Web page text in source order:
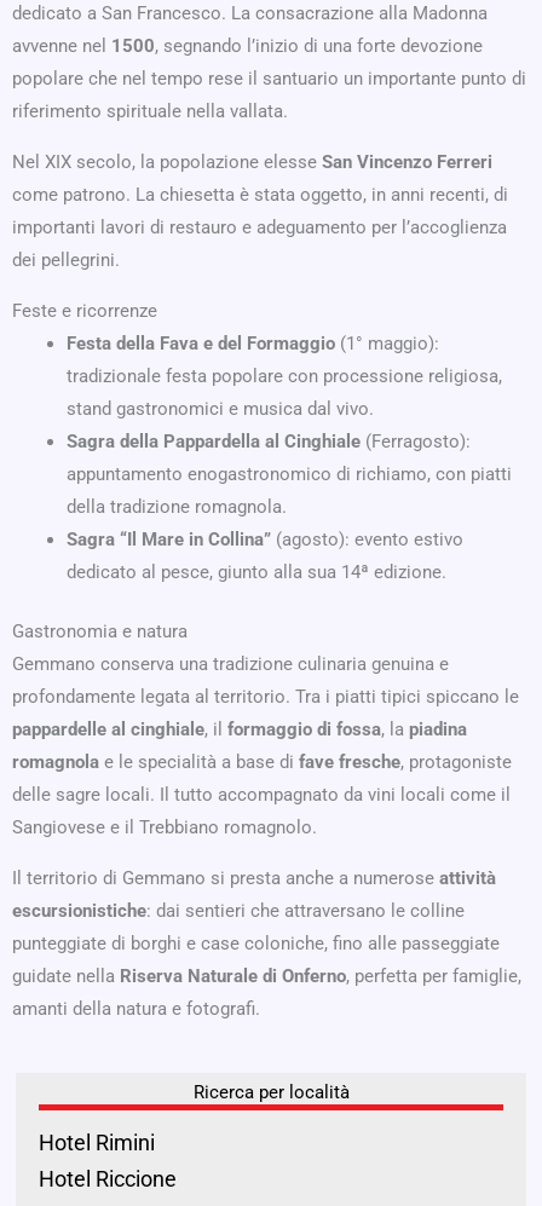
dedicato a San Francesco. La consacrazione alla Madonna
avvenne nel 1500, segnando l’inizio di una forte devozione
popolare che nel tempo rese il santuario un importante punto di
riferimento spirituale nella vallata.
Nel XIX secolo, la popolazione elesse San Vincenzo Ferreri
come patrono. La chiesetta è stata oggetto, in anni recenti, di
importanti lavori di restauro e adeguamento per l’accoglienza
dei pellegrini.
Feste e ricorrenze
Festa della Fava e del Formaggio (1° maggio):
tradizionale festa popolare con processione religiosa,
stand gastronomici e musica dal vivo.
Sagra della Pappardella al Cinghiale (Ferragosto):
appuntamento enogastronomico di richiamo, con piatti
della tradizione romagnola.
Sagra “Il Mare in Collina” (agosto): evento estivo
dedicato al pesce, giunto alla sua 14ª edizione.
Gastronomia e natura
Gemmano conserva una tradizione culinaria genuina e
profondamente legata al territorio. Tra i piatti tipici spiccano le
pappardelle al cinghiale, il formaggio di fossa, la piadina
romagnola e le specialità a base di fave fresche, protagoniste
delle sagre locali. Il tutto accompagnato da vini locali come il
Sangiovese e il Trebbiano romagnolo.
Il territorio di Gemmano si presta anche a numerose attività
escursionistiche: dai sentieri che attraversano le colline
punteggiate di borghi e case coloniche, fino alle passeggiate
guidate nella Riserva Naturale di Onferno, perfetta per famiglie,
amanti della natura e fotografi.
Ricerca per località
Hotel Rimini
Hotel Riccione